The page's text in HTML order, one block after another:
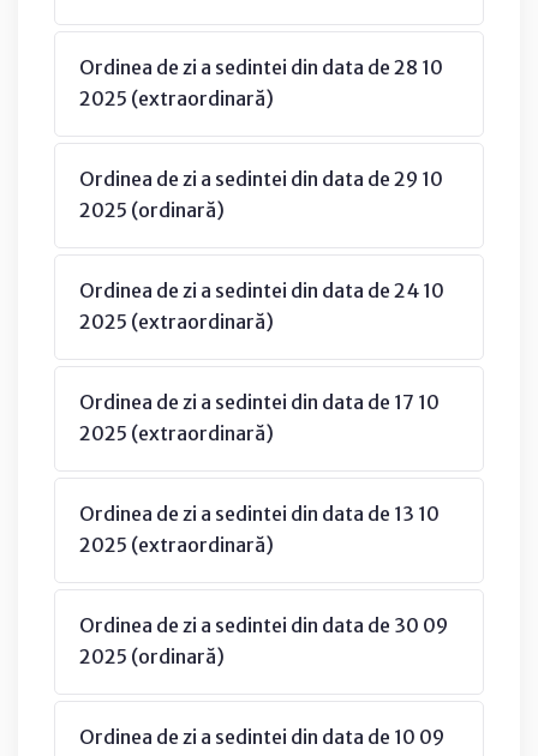
Ordinea de zi a sedintei din data de 28 10
2025 (extraordinară)
Ordinea de zi a sedintei din data de 29 10
2025 (ordinară)
Ordinea de zi a sedintei din data de 24 10
2025 (extraordinară)
Ordinea de zi a sedintei din data de 17 10
2025 (extraordinară)
Ordinea de zi a sedintei din data de 13 10
2025 (extraordinară)
Ordinea de zi a sedintei din data de 30 09
2025 (ordinară)
Ordinea de zi a sedintei din data de 10 09